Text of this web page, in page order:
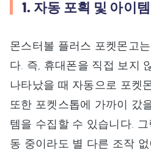
1. 자동 포획 및 아이
몬스터볼 플러스 포켓몬고
다. 즉, 휴대폰을 직접 보지
나타났을 때 자동으로 포켓
또한 포켓스톱에 가까이 갔
템을 수집할 수 있습니다.
동 중이라도 별 다른 조작